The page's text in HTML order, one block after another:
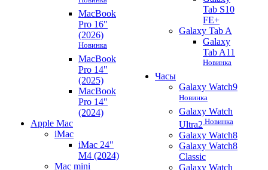
MacBook
Pro 16"
(2026)
Новинка
MacBook
Pro 14"
(2025)
MacBook
Pro 14"
(2024)
Apple Mac
iMac
iMac 24"
M4 (2024)
Mac mini
Tab S10
FE+
Galaxy Tab A
Galaxy
Tab A11
Новинка
Часы
Galaxy Watch9
Новинка
Galaxy Watch
Ultra2 Новинка
Galaxy Watch8
Galaxy Watch8
Classic
Galaxy Watch